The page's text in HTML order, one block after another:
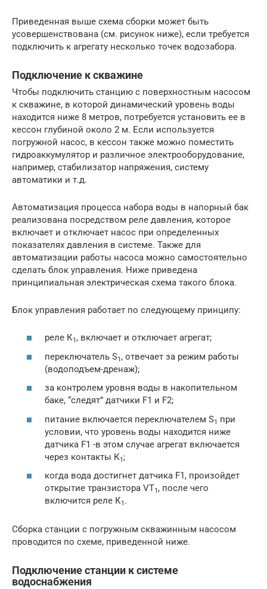
Приведенная выше схема сборки может быть
усовершенствована (см. рисунок ниже), если требуется
подключить к агрегату несколько точек водозабора.
Подключение к скважине
Чтобы подключить станцию с поверхностным насосом
к скважине, в которой динамический уровень воды
находится ниже 8 метров, потребуется установить ее в
кессон глубиной около 2 м. Если используется
погружной насос, в кессон также можно поместить
гидроаккумулятор и различное электрооборудование,
например, стабилизатор напряжения, систему
автоматики и т.д.
Автоматизация процесса набора воды в напорный бак
реализована посредством реле давления, которое
включает и отключает насос при определенных
показателях давления в системе. Также для
автоматизации работы насоса можно самостоятельно
сделать блок управления. Ниже приведена
принципиальная электрическая схема такого блока.
Блок управления работает по следующему принципу:
реле К1 , включает и отключает агрегат;
переключатель S1 , отвечает за режим работы
(водоподъем-дренаж);
за контролем уровня воды в накопительном
баке, “следят” датчики F1 и F2;
питание включается переключателем S1 при
условии, что уровень воды находится ниже
датчика F1 -в этом случае агрегат включается
через контакты К1 ;
когда вода достигнет датчика F1, произойдет
открытие транзистора VT1 , после чего
включится реле К1 .
Сборка станции с погружным скважинным насосом
проводится по схеме, приведенной ниже.
Подключение станции к системе
водоснабжения